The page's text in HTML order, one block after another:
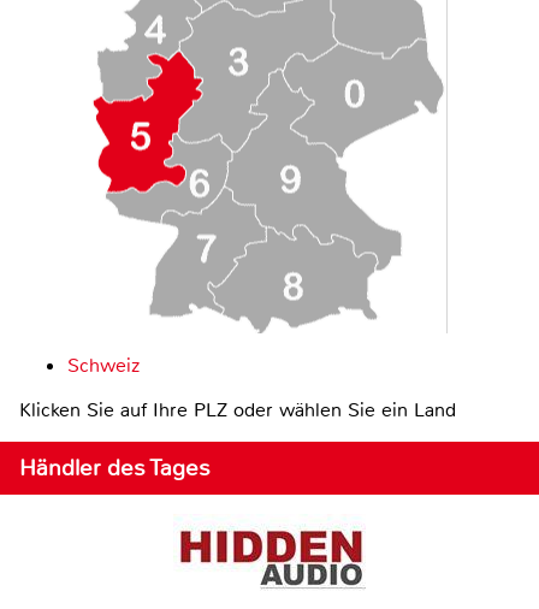
Schweiz
Klicken Sie auf Ihre PLZ oder wählen Sie ein Land
Händler des Tages